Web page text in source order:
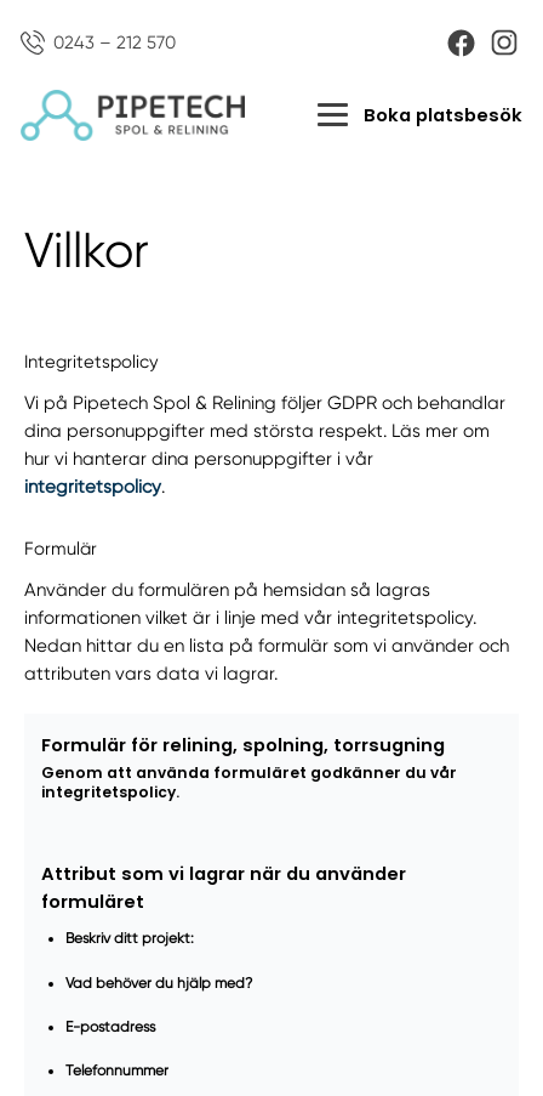
0243 – 212 570
Boka platsbesök
Villkor
Integritetspolicy
Vi på Pipetech Spol & Relining följer GDPR och behandlar
dina personuppgifter med största respekt. Läs mer om
hur vi hanterar dina personuppgifter i vår
integritetspolicy.
Formulär
Använder du formulären på hemsidan så lagras
informationen vilket är i linje med vår integritetspolicy.
Nedan hittar du en lista på formulär som vi använder och
attributen vars data vi lagrar.
Formulär för relining, spolning, torrsugning
Genom att använda formuläret godkänner du vår
integritetspolicy.
Attribut som vi lagrar när du använder
formuläret
Beskriv ditt projekt:
Vad behöver du hjälp med?
E-postadress
Telefonnummer